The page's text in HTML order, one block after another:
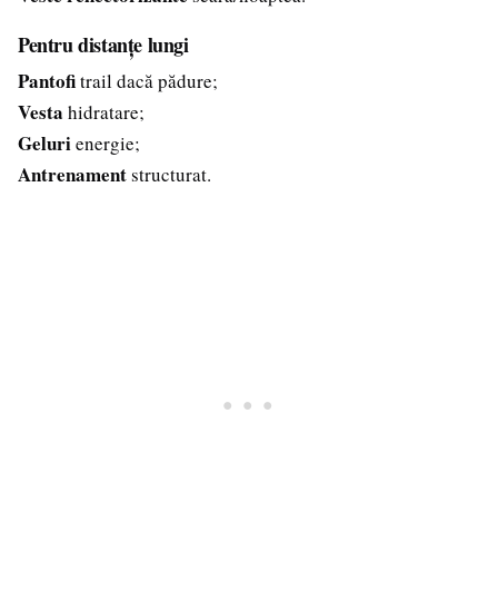
Pentru distanțe lungi
Pantofitrail dacă pădure;
Vesta hidratare;
Gelurienergie;
Antrenamentstructurat.